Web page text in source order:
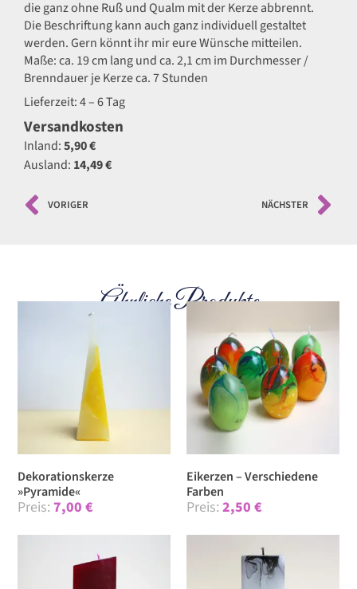
die ganz ohne Ruß und Qualm mit der Kerze abbrennt.
Die Beschriftung kann auch ganz individuell gestaltet
werden. Gern könnt ihr mir eure Wünsche mitteilen.
Maße: ca. 19 cm lang und ca. 2,1 cm im Durchmesser /
Brenndauer je Kerze ca. 7 Stunden
Lieferzeit: 4 – 6 Tag
Versandkosten
Inland:5,90 €
Ausland: 14,49 €
VORIGER NÄCHSTER
Ähnliche Produkte
Dekorationskerze
»Pyramide«
7,00€
Eikerzen – Verschiedene
Farben
2,50 €